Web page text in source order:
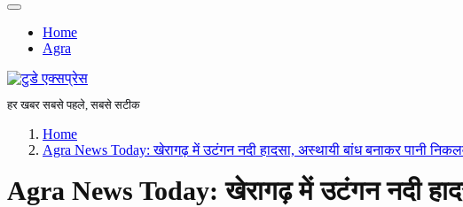
Home
Agra
हर खबर सबसे पहले, सबसे सटीक
Home
Agra News Today: खेरागढ़ में उटंगन नदी हादसा, अस्थायी बांध बनाकर पानी
Agra News Today: खेरागढ़ में उटंगन नदी